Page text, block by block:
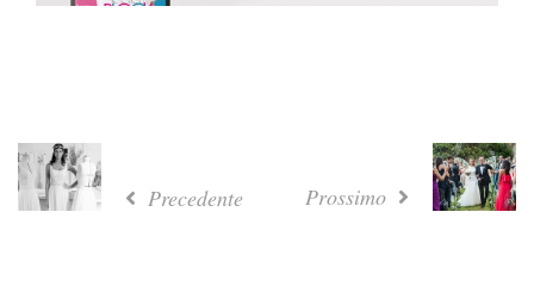
Precedente Prossimo